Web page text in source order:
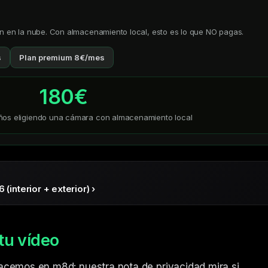
la nube. Con almacenamiento local, esto es lo que NO pagas.
Plan premium 8€/mes
180€
eligiendo una cámara con almacenamiento local
(interior + exterior)›
vídeo